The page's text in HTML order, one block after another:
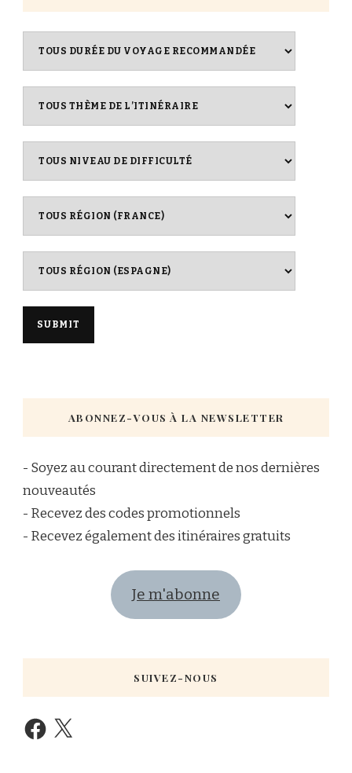
ABONNEZ-VOUS À LA NEWSLETTER
- Soyez au courant directement de nos dernières
nouveautés
- Recevez des codes promotionnels
- Recevez également des itinéraires gratuits
Je m'abonne
SUIVEZ-NOUS